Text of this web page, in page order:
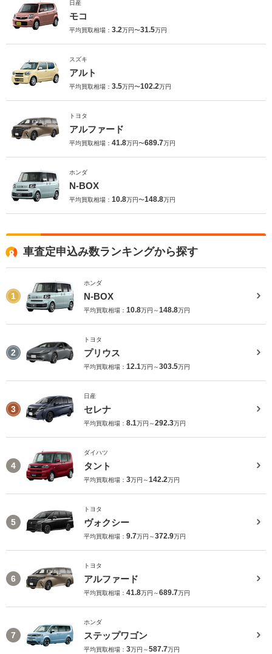
日産
モコ
平均買取相場： 3.2万円〜31.5万円
スズキ
アルト
平均買取相場： 3.5万円〜102.2万円
トヨタ
アルファード
平均買取相場： 41.8万円〜689.7万円
ホンダ
N-BOX
平均買取相場： 10.8万円〜148.8万円
車査定申込み数ランキングから探す
1
ホンダ
N-BOX
平均買取相場： 10.8万円～148.8万円
2
トヨタ
プリウス
平均買取相場： 12.1万円～303.5万円
3
日産
セレナ
平均買取相場： 8.1万円～292.3万円
4
ダイハツ
タント
平均買取相場： 3万円～142.2万円
5
トヨタ
ヴォクシー
平均買取相場： 9.7万円～372.9万円
6
トヨタ
アルファード
平均買取相場： 41.8万円～689.7万円
7
ホンダ
ステップワゴン
平均買取相場： 3万円～587.7万円